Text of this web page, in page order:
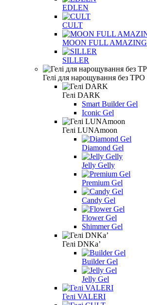
EDLEN
CULT
MOON FULL AMAZING
SILLER
Гелі для нарощування без TPO
Гелі DARK
Smart Builder Gel
Iconic Gel
Гелі LUNAmoon
Diamond Gel
Jelly Gelly
Premium Gel
Candy Gel
Flower Gel
Shimmer Gel
Гелі DNKa’
Builder Gel
Jelly Gel
Гелі VALERI